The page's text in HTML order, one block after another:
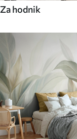
Za hodnik